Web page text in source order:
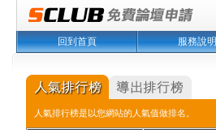
回到首頁 服務說明
人氣排行榜是以您網站的人氣值做排名。